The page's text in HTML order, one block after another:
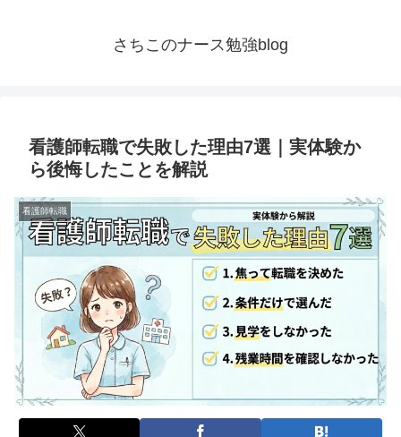
さちこのナース勉強blog
看護師転職で失敗した理由7選｜実体験か
ら後悔したことを解説
看護師転職